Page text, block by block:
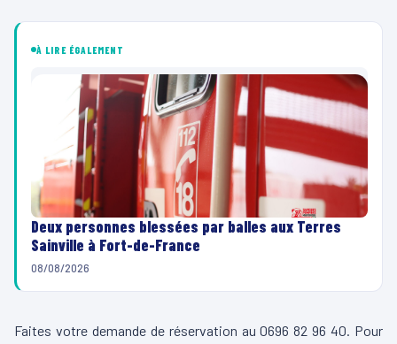
À LIRE ÉGALEMENT
Deux personnes blessées par balles aux Terres
Sainville à Fort-de-France
08/08/2026
Faites votre demande de réservation au0696 82 96 40. Pour